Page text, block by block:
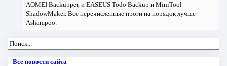
AOMEI Backupper, и EASEUS Todo Backup и MiniTool
ShadowMaker. Все перечисленные проги на порядок лучше
Ashampoo.
Все новости сайта